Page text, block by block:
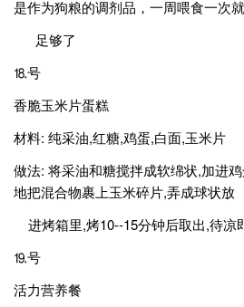
是作为狗粮的调剂品，一周喂食一次就
足够了
⒙号
香脆玉米片蛋糕
材料: 纯采油,红糖,鸡蛋,白面,玉米片
做法: 将采油和糖搅拌成软绵状,加进
地把混合物裹上玉米碎片,弄成球状放
进烤箱里,烤10--15分钟后取出,待凉
⒚号
活力营养餐